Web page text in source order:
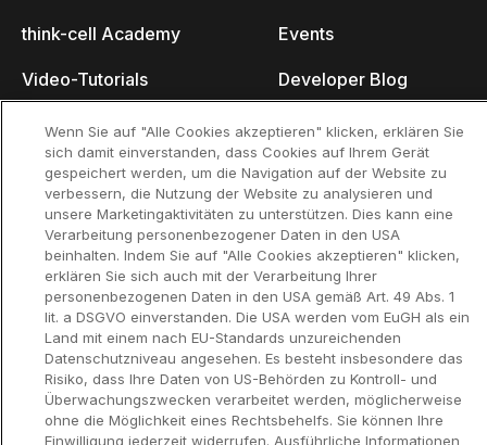
think-cell Academy
Video-Tutorials
Content Hub
Webinare
Events
Developer Blog
Kontakt
©2002-2026 think-cell Software GmbH
Datenschutzerklär
ung
Kontaktinformationen und rechtlicher
Hinweis
Wenn Sie auf "Alle Cookies akzeptieren" klicken, erklären Sie
sich damit einverstanden, dass Cookies auf Ihrem Gerät
gespeichert werden, um die Navigation auf der Website zu
verbessern, die Nutzung der Website zu analysieren und
unsere Marketingaktivitäten zu unterstützen. Dies kann eine
Verarbeitung personenbezogener Daten in den USA
beinhalten. Indem Sie auf "Alle Cookies akzeptieren" klicken,
erklären Sie sich auch mit der Verarbeitung Ihrer
personenbezogenen Daten in den USA gemäß Art. 49 Abs. 1
lit. a DSGVO einverstanden. Die USA werden vom EuGH als ein
Land mit einem nach EU-Standards unzureichenden
Datenschutzniveau angesehen. Es besteht insbesondere das
Risiko, dass Ihre Daten von US-Behörden zu Kontroll- und
Überwachungszwecken verarbeitet werden, möglicherweise
ohne die Möglichkeit eines Rechtsbehelfs. Sie können Ihre
Einwilligung jederzeit widerrufen. Ausführliche Informationen